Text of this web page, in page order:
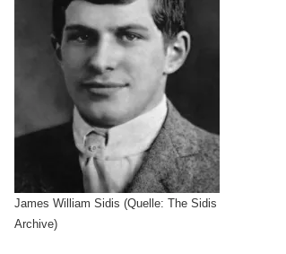
James William Sidis (Quelle: The Sidis
Archive)